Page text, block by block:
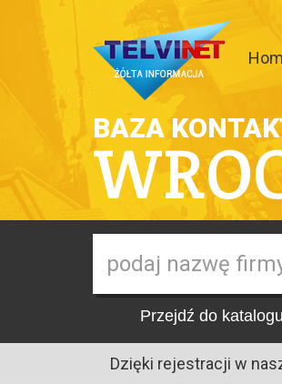
BAZA
Przejdź do katalogu
Dzięki rejestracji w